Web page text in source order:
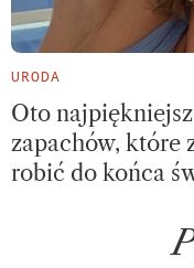
URODA
Oto
zapachów, które
robić do końca